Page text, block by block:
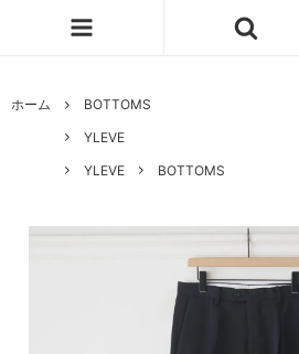
ホーム
BOTTOMS
YLEVE
YLEVE
BOTTOMS